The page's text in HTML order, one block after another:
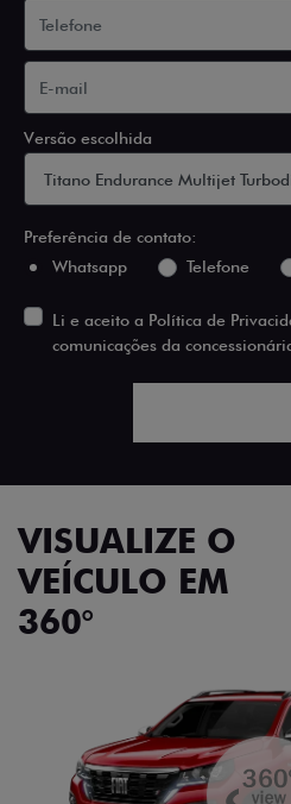
Versão escolhida
Preferência de contato:
Whatsapp
Telefone
Li e aceito a Política de
comunicações da
VISUALIZE O
VEÍCULO EM
360°